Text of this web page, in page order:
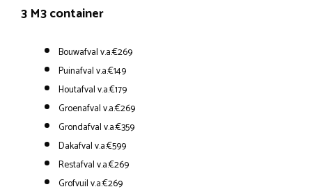
3 M3 container
Bouwafval v.a.€269
Puinafval v.a.€149
Houtafval v.a.€179
Groenafval v.a.€269
Grondafval v.a.€359
Dakafval v.a.€599
Restafval v.a.€269
Grofvuil v.a.€269